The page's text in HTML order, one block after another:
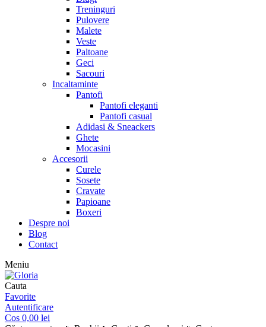
Treninguri
Pulovere
Malete
Veste
Paltoane
Geci
Sacouri
Incaltaminte
Pantofi
Pantofi eleganti
Pantofi casual
Adidasi & Sneackers
Ghete
Mocasini
Accesorii
Curele
Sosete
Cravate
Papioane
Boxeri
Despre noi
Blog
Contact
Meniu
Cauta
Favorite
Autentificare
Cos 0,00 lei